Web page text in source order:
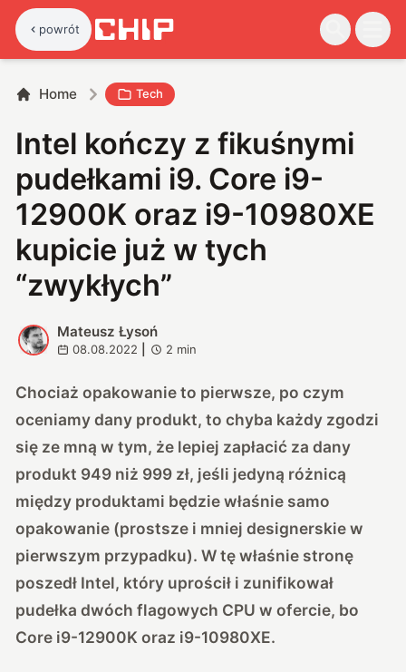
powrót
Home Tech
Intel kończy z fikuśnymi
pudełkami i9. Core i9-
12900K oraz i9-10980XE
kupicie już w tych
“zwykłych”
M
Mateusz Łysoń
08.08.2022 2 min
Chociaż opakowanie to pierwsze, po czym
oceniamy dany produkt, to chyba każdy zgodzi
się ze mną w tym, że lepiej zapłacić za dany
produkt 949 niż 999 zł, jeśli jedyną różnicą
między produktami będzie właśnie samo
opakowanie (prostsze i mniej designerskie w
pierwszym przypadku). W tę właśnie stronę
poszedł Intel, który uprościł i zunifikował
pudełka dwóch flagowych CPU w ofercie, bo
Core i9-12900K oraz i9-10980XE.